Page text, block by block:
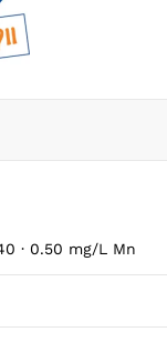
· 0.50 mg/L Mn